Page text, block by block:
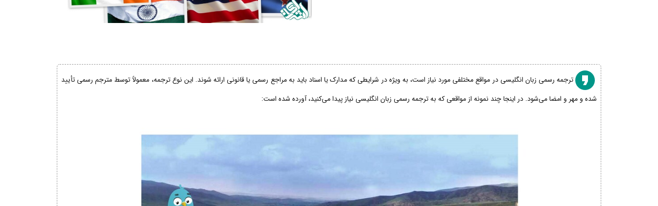
ترجمه رسمی زبان انگلیسی در مواقع مختلفی مورد نیاز است، به ویژه در شرایطی که مدارک یا اسناد باید به مراجع رسمی یا قانونی ارائه شوند. این نوع ترجمه، معمولاً توسط مترجم رسمی تأیید
شده و مهر و امضا می‌شود. در اینجا چند نمونه از مواقعی که به ترجمه رسمی زبان انگلیسی نیاز پیدا می‌کنید، آورده شده است: